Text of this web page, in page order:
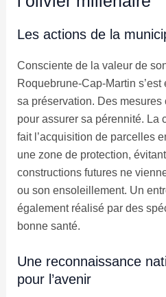
Les actions de la
Consciente de la valeur de
Roquebrune-Cap-Martin
sa préservation. Des mesures
pour assurer sa pérennité. La
fait l’acquisition de parcelles
une zone de protection,
constructions futures ne
ou son ensoleillement. Un
également réalisé par des
bonne santé.
Une reconnaissance
pour l’avenir